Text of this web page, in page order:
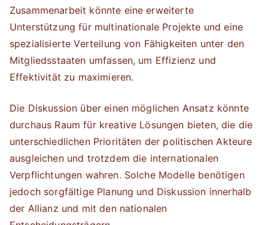
Zusammenarbeit könnte eine erweiterte
Unterstützung für multinationale Projekte und eine
spezialisierte Verteilung von Fähigkeiten unter den
Mitgliedsstaaten umfassen, um Effizienz und
Effektivität zu maximieren.
Die Diskussion über einen möglichen Ansatz könnte
durchaus Raum für kreative Lösungen bieten, die die
unterschiedlichen Prioritäten der politischen Akteure
ausgleichen und trotzdem die internationalen
Verpflichtungen wahren. Solche Modelle benötigen
jedoch sorgfältige Planung und Diskussion innerhalb
der Allianz und mit den nationalen